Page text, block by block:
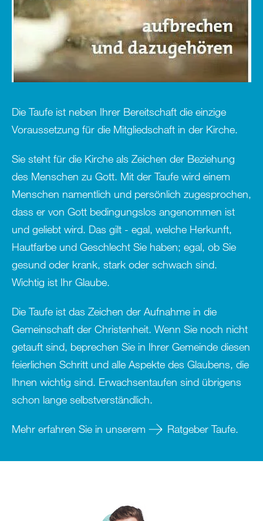
Die Taufe ist neben Ihrer Bereitschaft die einzige
Voraussetzung für die Mitgliedschaft in der Kirche.
Sie steht für die Kirche als Zeichen der Beziehung
des Menschen zu Gott. Mit der Taufe wird einem
Menschen namentlich und persönlich zugesprochen,
dass er von Gott bedingungslos angenommen ist
und geliebt wird. Das gilt - egal, welche Herkunft,
Hautfarbe und Geschlecht Sie haben; egal, ob Sie
gesund oder krank, stark oder schwach sind.
Wichtig ist Ihr Glaube.
Die Taufe ist das Zeichen der Aufnahme in die
Gemeinschaft der Christenheit. Wenn Sie noch nicht
getauft sind, beprechen Sie in Ihrer Gemeinde diesen
feierlichen Schritt und alle Aspekte des Glaubens, die
Ihnen wichtig sind. Erwachsentaufen sind übrigens
schon lange selbstverständlich.
Mehr erfahren Sie in unserem Ratgeber Taufe.